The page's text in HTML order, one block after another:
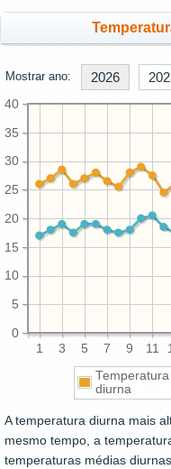
Mostrar ano: 2026
1 3 5 7 9 11
0
5
10
15
20
25
30
35
40
Temperatura
diurna
A temperatura diurna mais
mesmo tempo, a
temperaturas médias